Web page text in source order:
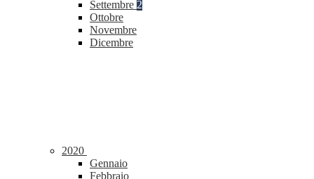
Settembre 2
Ottobre
Novembre
Dicembre
2020
Gennaio
Febbraio